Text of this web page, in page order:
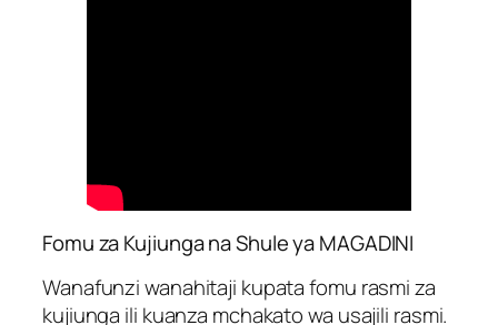
Fomu za Kujiunga na Shule ya MAGADINI
Wanafunzi wanahitaji kupata fomu rasmi za
kujiunga ili kuanza mchakato wa usajili rasmi.